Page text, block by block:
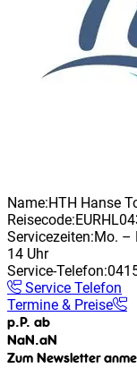
Name:HTH Hanse
Reisecode:
Servicezeiten:Mo. –
14 Uhr
Service-Telefon:
Service Telefon
Termine & Preise
p.P. ab
NaN.aN
Zum Newsletter